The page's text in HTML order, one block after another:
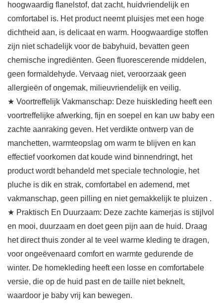
hoogwaardig flanelstof, dat zacht, huidvriendelijk en
comfortabel is. Het product neemt pluisjes met een hoge
dichtheid aan, is delicaat en warm. Hoogwaardige stoffen
zijn niet schadelijk voor de babyhuid, bevatten geen
chemische ingrediënten. Geen fluorescerende middelen,
geen formaldehyde. Vervaag niet, veroorzaak geen
allergieën of ongemak, milieuvriendelijk en veilig.
★ Voortreffelijk Vakmanschap: Deze huiskleding heeft een
voortreffelijke afwerking, fijn en soepel en kan uw baby een
zachte aanraking geven. Het verdikte ontwerp van de
manchetten, warmteopslag om warm te blijven en kan
effectief voorkomen dat koude wind binnendringt, het
product wordt behandeld met speciale technologie, het
pluche is dik en strak, comfortabel en ademend, met
vakmanschap, geen pilling en niet gemakkelijk te pluizen .
★ Praktisch En Duurzaam: Deze zachte kamerjas is stijlvol
en mooi, duurzaam en doet geen pijn aan de huid. Draag
het direct thuis zonder al te veel warme kleding te dragen,
voor ongeëvenaard comfort en warmte gedurende de
winter. De homekleding heeft een losse en comfortabele
versie, die op de huid past en de taille niet beknelt,
waardoor je baby vrij kan bewegen.